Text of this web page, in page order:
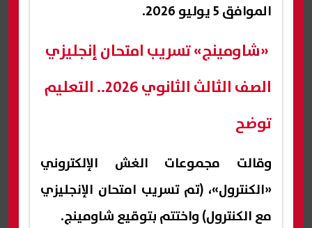
الموافق 5 يوليو 2026.
«شاومينج» تسريب امتحان إنجليزي
الصف الثالث الثانوي 2026.. التعليم
توضح
وقالت مجموعات الغش الإلكتروني
«الكنترول»، (تم تسريب امتحان الإنجليزي
مع الكنترول) واختتم بتوقيع شاومينج.